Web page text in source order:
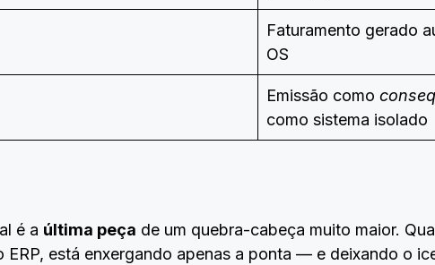
Faturamento gerado
OS
Emissão como
como sistema isolado
é a última peça de um quebra-cabeça muito maior.
ERP, está enxergando apenas a ponta — e deixando o